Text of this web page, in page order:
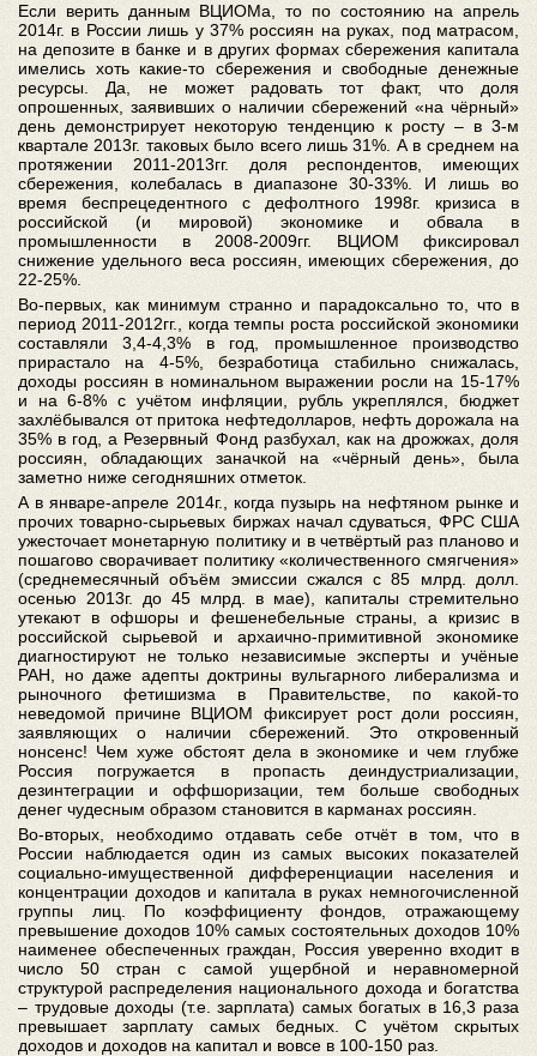
Если верить данным ВЦИОМа, то по состоянию на апрель
2014г. в России лишь у 37% россиян на руках, под матрасом,
на депозите в банке и в других формах сбережения капитала
имелись хоть какие-то сбережения и свободные денежные
ресурсы. Да, не может радовать тот факт, что доля
опрошенных, заявивших о наличии сбережений «на чёрный»
день демонстрирует некоторую тенденцию к росту – в 3-м
квартале 2013г. таковых было всего лишь 31%. А в среднем на
протяжении 2011-2013гг. доля респондентов, имеющих
сбережения, колебалась в диапазоне 30-33%. И лишь во
время беспрецедентного с дефолтного 1998г. кризиса в
российской (и мировой) экономике и обвала в
промышленности в 2008-2009гг. ВЦИОМ фиксировал
снижение удельного веса россиян, имеющих сбережения, до
22-25%.
Во-первых, как минимум странно и парадоксально то, что в
период 2011-2012гг., когда темпы роста российской экономики
составляли 3,4-4,3% в год, промышленное производство
прирастало на 4-5%, безработица стабильно снижалась,
доходы россиян в номинальном выражении росли на 15-17%
и на 6-8% с учётом инфляции, рубль укреплялся, бюджет
захлёбывался от притока нефтедолларов, нефть дорожала на
35% в год, а Резервный Фонд разбухал, как на дрожжах, доля
россиян, обладающих заначкой на «чёрный день», была
заметно ниже сегодняшних отметок.
А в январе-апреле 2014г., когда пузырь на нефтяном рынке и
прочих товарно-сырьевых биржах начал сдуваться, ФРС США
ужесточает монетарную политику и в четвёртый раз планово и
пошагово сворачивает политику «количественного смягчения»
(среднемесячный объём эмиссии сжался с 85 млрд. долл.
осенью 2013г. до 45 млрд. в мае), капиталы стремительно
утекают в офшоры и фешенебельные страны, а кризис в
российской сырьевой и архаично-примитивной экономике
диагностируют не только независимые эксперты и учёные
РАН, но даже адепты доктрины вульгарного либерализма и
рыночного фетишизма в Правительстве, по какой-то
неведомой причине ВЦИОМ фиксирует рост доли россиян,
заявляющих о наличии сбережений. Это откровенный
нонсенс! Чем хуже обстоят дела в экономике и чем глубже
Россия погружается в пропасть деиндустриализации,
дезинтеграции и оффшоризации, тем больше свободных
денег чудесным образом становится в карманах россиян.
Во-вторых, необходимо отдавать себе отчёт в том, что в
России наблюдается один из самых высоких показателей
социально-имущественной дифференциации населения и
концентрации доходов и капитала в руках немногочисленной
группы лиц. По коэффициенту фондов, отражающему
превышение доходов 10% самых состоятельных доходов 10%
наименее обеспеченных граждан, Россия уверенно входит в
число 50 стран с самой ущербной и неравномерной
структурой распределения национального дохода и богатства
– трудовые доходы (т.е. зарплата) самых богатых в 16,3 раза
превышает зарплату самых бедных. С учётом скрытых
доходов и доходов на капитал и вовсе в 100-150 раз.